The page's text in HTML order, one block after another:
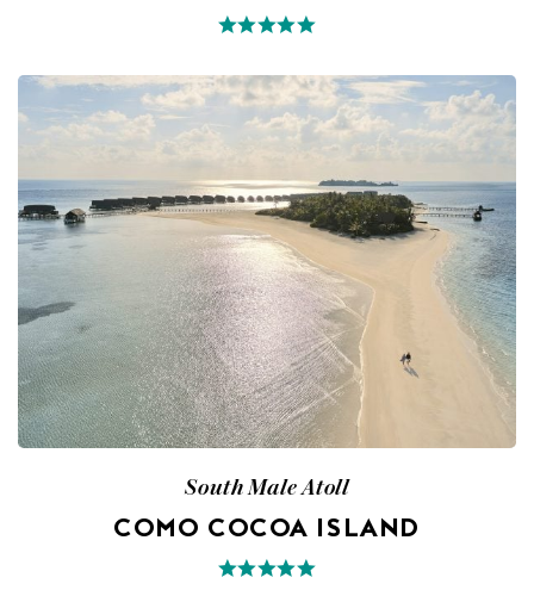
South Male Atoll
COMO COCOA ISLAND